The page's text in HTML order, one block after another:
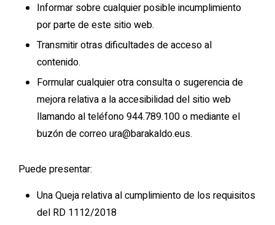
Informar sobre cualquier posible incumplimiento
por parte de este sitio web.
Transmitir otras dificultades de acceso al
contenido.
Formular cualquier otra consulta o sugerencia de
mejora relativa a la accesibilidad del sitio web
llamando al teléfono 944.789.100 o mediante el
buzón de correo ura@barakaldo.eus.
Puede presentar:
Una Queja relativa al cumplimiento de los requisitos
del RD 1112/2018